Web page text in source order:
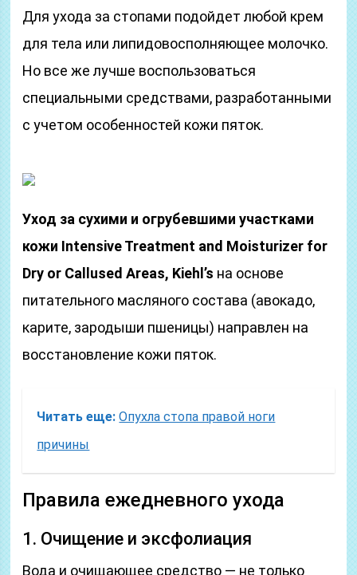
Для ухода за стопами подойдет любой крем
для тела или липидовосполняющее молочко.
Но все же лучше воспользоваться
специальными средствами, разработанными
с учетом особенностей кожи пяток.
Уход за сухими и огрубевшими участками
кожи Intensive Treatment and Moisturizer for
Dry or Callused Areas, Kiehl’s на основе
питательного масляного состава (авокадо,
карите, зародыши пшеницы) направлен на
восстановление кожи пяток.
Читать еще: Опухла стопа правой ноги
причины
Правила ежедневного ухода
1. Очищение и эксфолиация
Вода и очищающее средство — не только